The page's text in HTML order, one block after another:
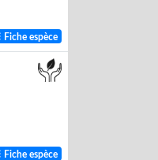
Fiche espèce
Fiche espèce